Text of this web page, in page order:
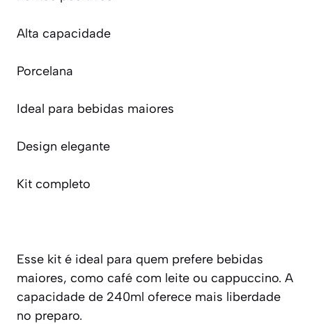
Alta capacidade
Porcelana
Ideal para bebidas maiores
Design elegante
Kit completo
Esse kit é ideal para quem prefere bebidas
maiores, como café com leite ou cappuccino. A
capacidade de 240ml oferece mais liberdade
no preparo.